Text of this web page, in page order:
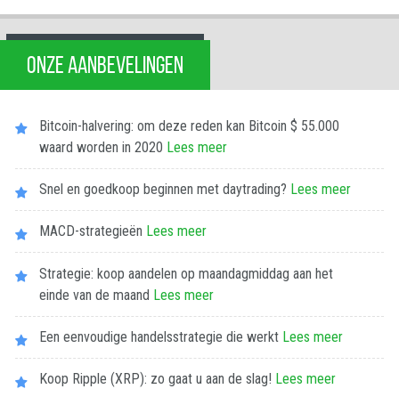
ONZE AANBEVELINGEN
Bitcoin-halvering: om deze reden kan Bitcoin $ 55.000
waard worden in 2020 Lees meer
Snel en goedkoop beginnen met daytrading? Lees meer
MACD-strategieën Lees meer
Strategie: koop aandelen op maandagmiddag aan het
einde van de maand Lees meer
Een eenvoudige handelsstrategie die werkt Lees meer
Koop Ripple (XRP): zo gaat u aan de slag! Lees meer